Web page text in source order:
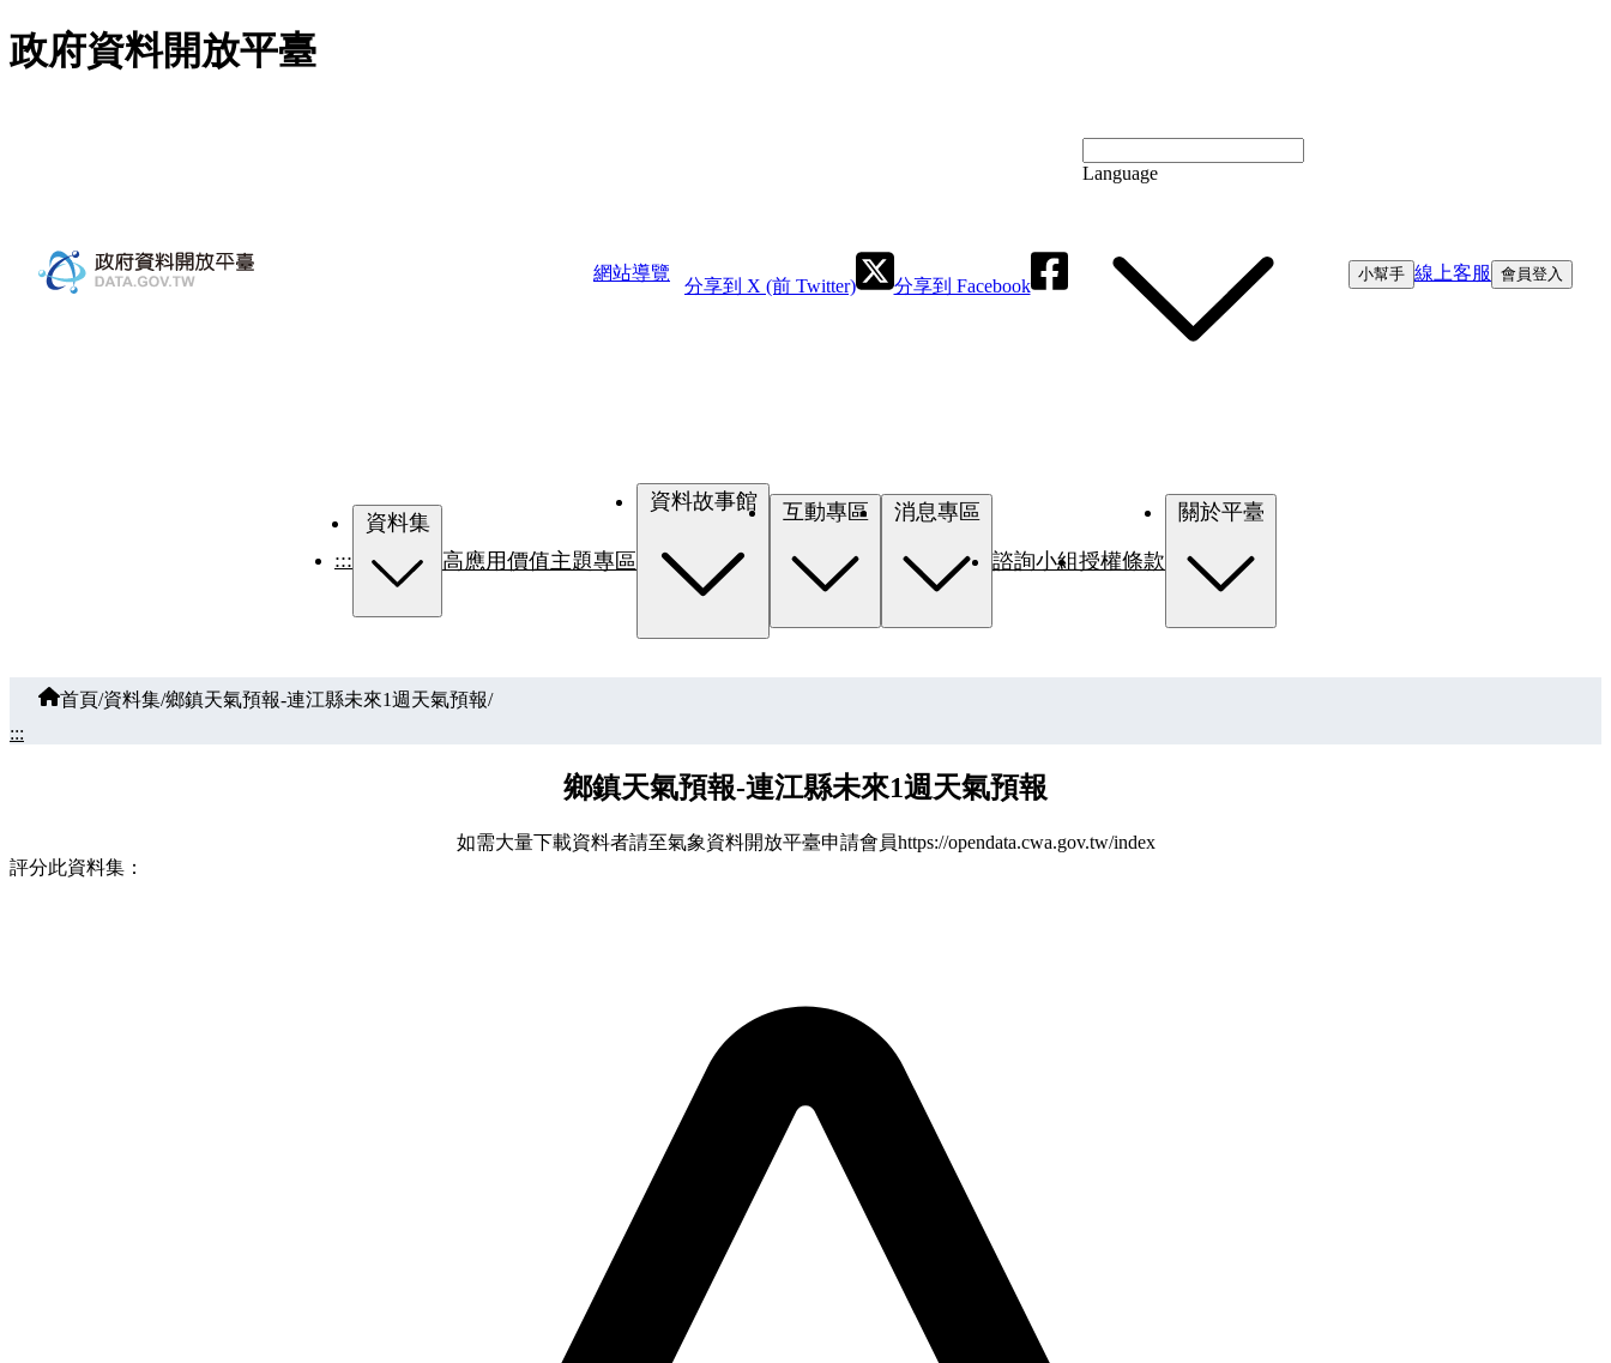
跳至主要內容
政府資料開放平臺
網站導覽
分享到 X (前 Twitter) 分享到 Facebook
Language
小幫手 線上客服 會員登入
:::
資料集
高應用價值主題專區
資料故事館
諮詢小組授權條款
首頁/資料集/鄉鎮天氣預報-連江縣未來1週天氣預報/
:::
鄉鎮天氣預報-連江縣未來1週天氣預報
如需大量下載資料者請至氣象資料開放平臺申請會員https://opendata.cwa.gov.tw/index
評分此資料集：